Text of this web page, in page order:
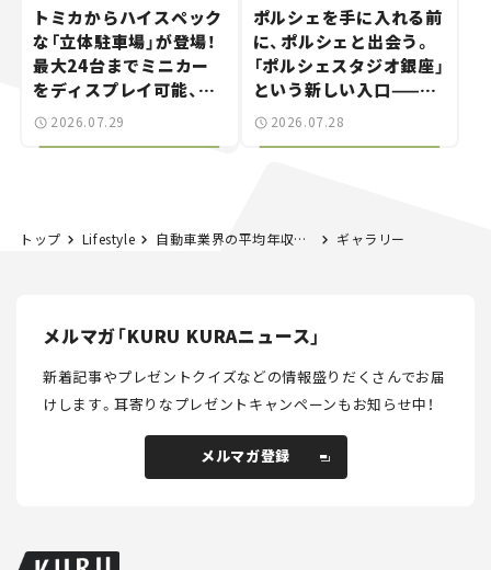
トミカからハイスペック
な「立体駐車場」が登場！
最大24台までミニカー
をディスプレイ可能、特
別な「日産 GT-R
2026.07.29
ポルシェを手に入れる前
に、ポルシェと出会う。
「ポルシェスタジオ銀座」
という新しい入口——連
載｜CCGとクルマでどう
2026.07.28
トップ Lifestyle 自動車業界の平均年収ランキングTOP10！ 1位トヨタは日本平均の約1.9倍だった。 ギャラリー
メルマガ「KURU KURAニュース」
新着記事やプレゼントクイズなどの情報盛りだくさんでお届
けします。耳寄りなプレゼントキャンペーンもお知らせ中！
メルマガ登録